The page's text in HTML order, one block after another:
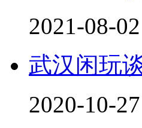
2021-08-02
武汉闲玩
2020-10-27